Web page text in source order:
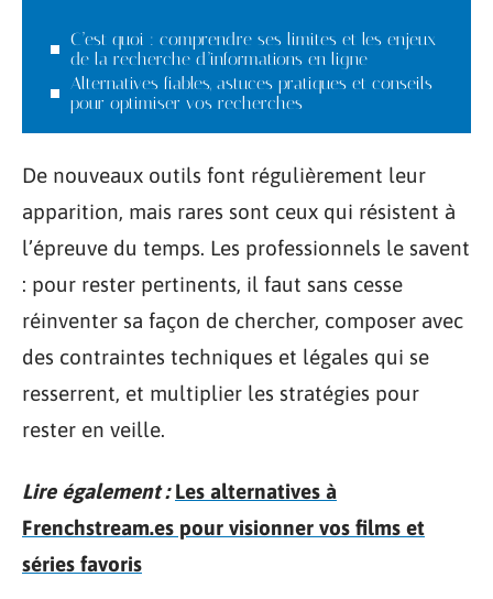
C’est quoi : comprendre ses limites et les enjeux
de la recherche d’informations en ligne
Alternatives fiables, astuces pratiques et conseils
pour optimiser vos recherches
De nouveaux outils font régulièrement leur
apparition, mais rares sont ceux qui résistent à
l’épreuve du temps. Les professionnels le savent
: pour rester pertinents, il faut sans cesse
réinventer sa façon de chercher, composer avec
des contraintes techniques et légales qui se
resserrent, et multiplier les stratégies pour
rester en veille.
Lire également : Les alternatives à
Frenchstream.es pour visionner vos films et
séries favoris